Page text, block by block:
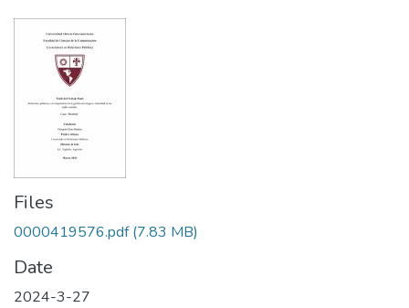
Files
0000419576.pdf (7.83 MB)
Date
2024-3-27